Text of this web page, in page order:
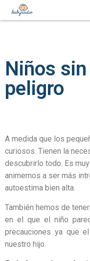
Niños sin
peligro
A medida que los
curiosos. Tienen la
descubrirlo todo. Es
animemos a ser más
autoestima bien alta.
También hemos de
en el que el niño
precauciones ya que
nuestro hijo.